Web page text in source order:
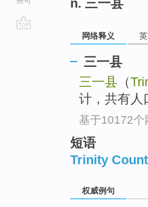
n. 三一县
网络释义
三一县
三一县 （
计，共有人
基于10172个
短语
Trinity
权威例句